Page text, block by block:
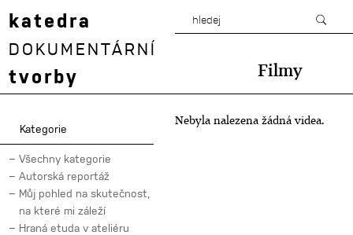
katedra
DOKUMENTÁRNÍ
tvorby Filmy
Kategorie
Všechny kategorie
Autorská reportáž
Můj pohled na skutečnost,
na které mi záleží
Hraná etuda v ateliéru
Nebyla nalezena žádná videa.